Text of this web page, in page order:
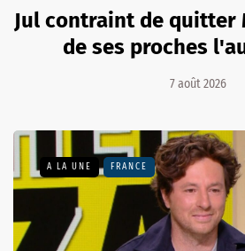
Jul contraint de quitter
de ses proches
7 août 2026
A LA UNE FRANCE